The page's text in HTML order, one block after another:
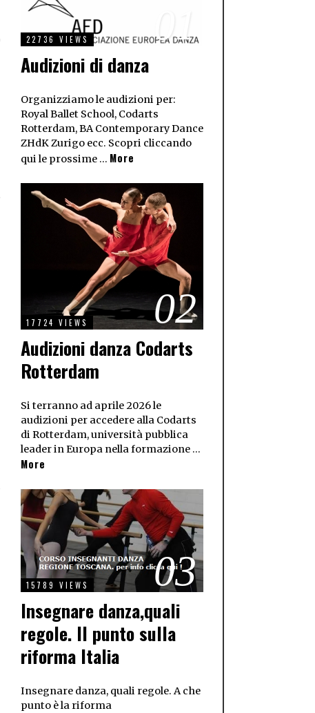
01
22736 VIEWS
Audizioni di danza
Organizziamo le audizioni per:
Royal Ballet School, Codarts
Rotterdam, BA Contemporary Dance
ZHdK Zurigo ecc. Scopri cliccando
qui le prossime … More
02
17724 VIEWS
Audizioni danza Codarts
Rotterdam
Si terranno ad aprile 2026 le
audizioni per accedere alla Codarts
di Rotterdam, università pubblica
leader in Europa nella formazione …
More
03
15789 VIEWS
Insegnare danza,quali
regole. Il punto sulla
riforma Italia
Insegnare danza, quali regole. A che
punto è la riforma